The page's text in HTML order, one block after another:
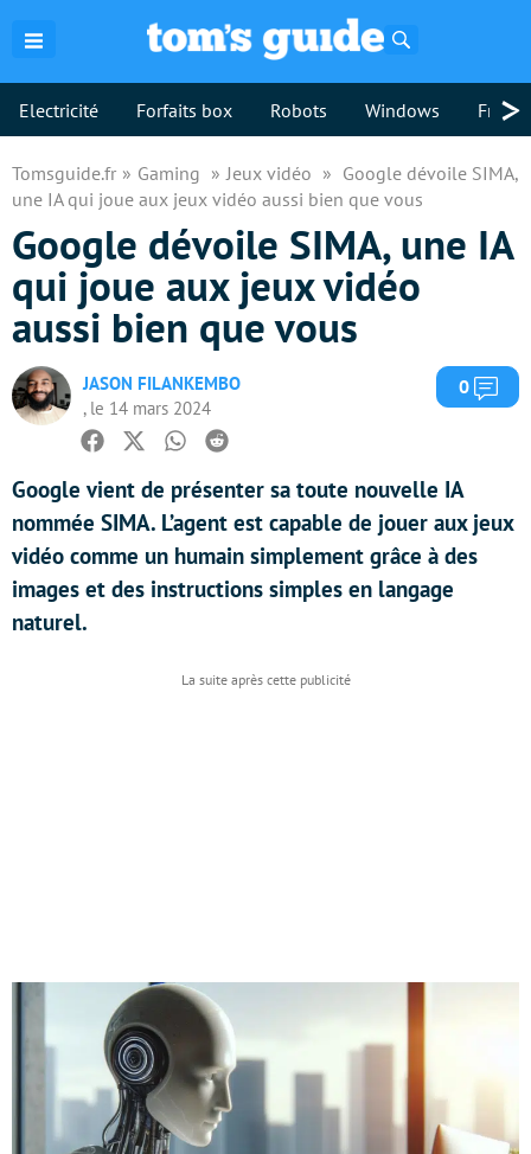
Electricité Forfaits box Robots Windows >
Tomsguide.fr Gaming Jeux vidéo
Google dévoile SIMA,
une IA qui joue aux jeux vidéo aussi bien que vous
Google dévoile SIMA, une IA
qui joue aux jeux vidéo
aussi bien que vous
JASON FILANKEMBO
, le 14 mars 2024
0
Facebook
TwitterWhatsapp
Reddit
Google vient de présenter sa toute nouvelle IA
nommée SIMA. L’agent est capable de jouer aux jeux
vidéo comme un humain simplement grâce à des
images et des instructions simples en langage
naturel.